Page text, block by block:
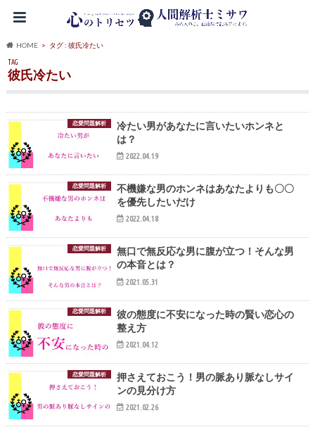
HOME タグ : 彼氏冷たい
TAG
彼氏冷たい
恋愛問題解析
冷たい男があなたに言いたいホンネと
は？
2022.04.19
恋愛問題解析
不機嫌な男のホンネはあなたよりも〇〇
を優先したいだけ
2022.04.18
恋愛問題解析
無口で無反応な男に腹が立つ！そんな男
の本音とは？
2021.05.31
恋愛問題解析
彼の態度に不安になった時の賢い恋心の
整え方
2021.04.12
恋愛問題解析
押さえておこう！男の脈あり脈なしサイ
ンの見分け方
2021.02.26